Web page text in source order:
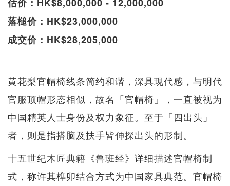
落槌价：HK$23,000,000
成交价：HK$28,205,000
黄花梨官帽椅线条简约和谐，深具现代感，与明代
官服顶帽形态相似，故名「官帽椅」，一直被视为
中国精英人士身份及权力象征。至于「四出头」
者，则是指搭脑及扶手皆伸探出头的形制。
十五世纪木匠典籍《鲁班经》详细描述官帽椅制
式，称许其榫卯结合方式为中国家具典范。官帽椅